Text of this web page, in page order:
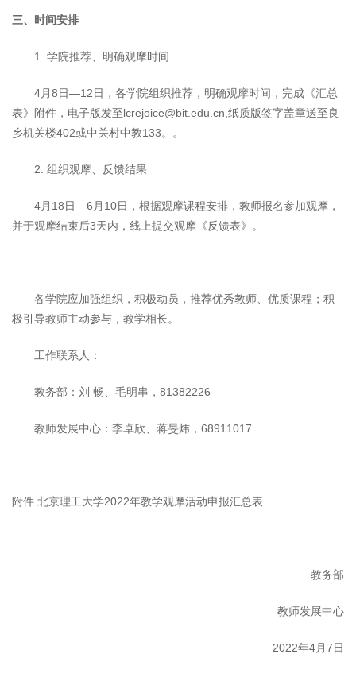
三、时间安排
1. 学院推荐、明确观摩时间
4月8日—12日，各学院组织推荐，明确观摩时间，完成《汇总
表》附件，电子版发至lcrejoice@bit.edu.cn,纸质版签字盖章送至良
乡机关楼402或中关村中教133。。
2. 组织观摩、反馈结果
4月18日—6月10日，根据观摩课程安排，教师报名参加观摩，
并于观摩结束后3天内，线上提交观摩《反馈表》。
各学院应加强组织，积极动员，推荐优秀教师、优质课程；积
极引导教师主动参与，教学相长。
工作联系人：
教务部：刘 畅、毛明串，81382226
教师发展中心：李卓欣、蒋旻炜，68911017
附件 北京理工大学2022年教学观摩活动申报汇总表
教务部
教师发展中心
2022年4月7日